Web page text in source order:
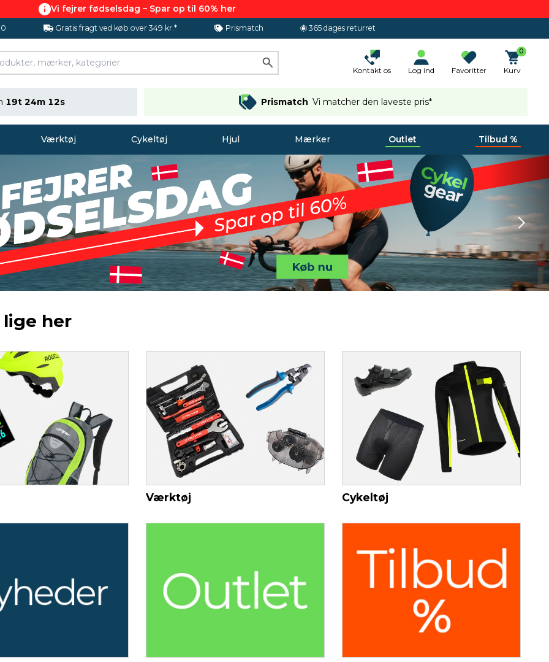
Vi fejrer fødselsdag – Spar op til 60% her
Gratis fragt ved køb over 349 kr.* Prismatch 365 dages returret
Kontakt os Log ind Favoritter
0
Kurv
19t 24m 11s Prismatch Vi matcher den laveste pris*
Værktøj Cykeltøj Hjul Mærker Outlet Tilbud %
lige her
Værktøj Cykeltøj